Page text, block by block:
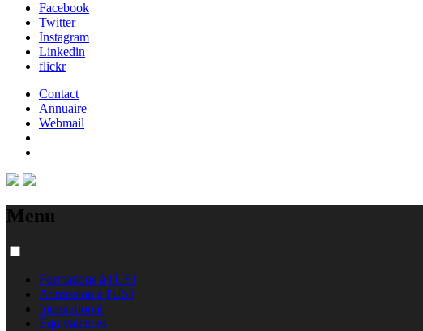
Facebook
Twitter
Instagram
Linkedin
flickr
Contact
Annuaire
Webmail
Menu
Formations à l'USJ
Admission à l'USJ
International
Équivalences